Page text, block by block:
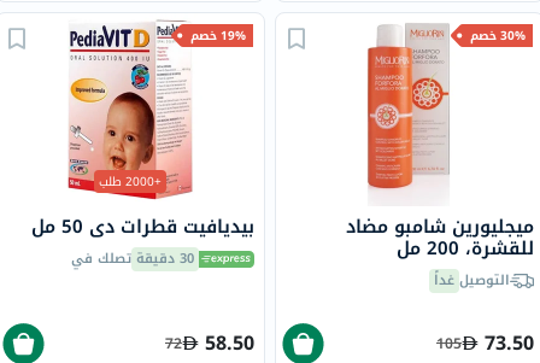
30% خصم
ميجليورين شامبو مضاد
للقشرة، 200 مل
التوصيلغداً
73.50
105
19% خصم
+2000 طلب
بيديافيت قطرات دي 50 مل
30 دقيقة تصلك في
58.50
72